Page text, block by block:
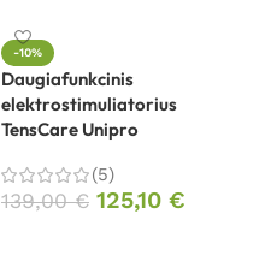
-10%
Daugiafunkcinis
elektrostimuliatorius
TensCare Unipro
(5)
139,00€ 125,10 €